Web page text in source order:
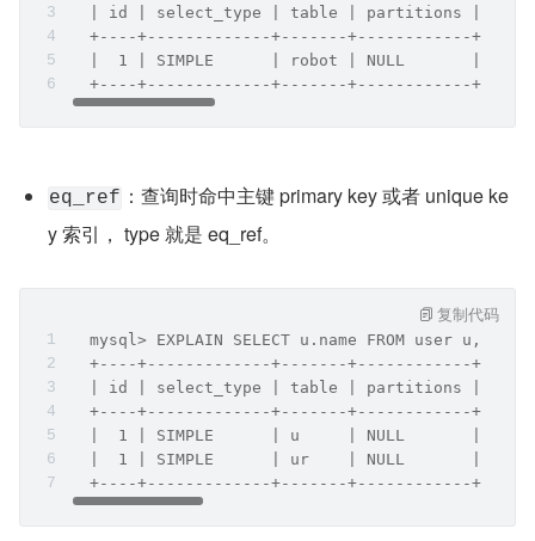
| id | select_type | table | partitions |
+----+-------------+-------+------------
|  1 | SIMPLE      | robot | NULL       |
+----+-------------+-------+------------
eq_ref ：查询时命中主键 primary key 或者 unique ke
y 索引， type 就是 eq_ref。
mysql> EXPLAIN SELECT u.name FROM user u,
+----+-------------+-------+------------
| id | select_type | table | partitions |
+----+-------------+-------+------------
|  1 | SIMPLE      | u     | NULL       | ALL
|  1 | SIMPLE      | ur    | NULL       |
+----+-------------+-------+------------
复制代码